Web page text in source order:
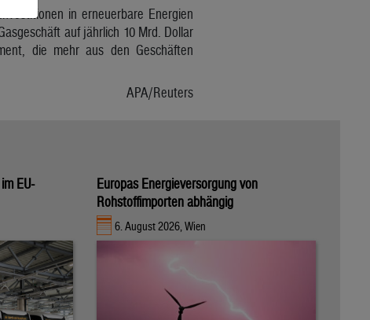
in erneuerbare Energien
auf jährlich 10 Mrd. Dollar
die mehr aus den Geschäften
APA/Reuters
EU-
Europas Energieversorgung von
Rohstoffimporten abhängig
6. August 2026, Wien